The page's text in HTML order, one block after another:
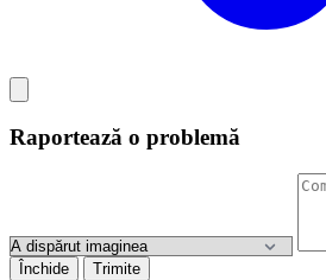
Raportează o problemă
Închide Trimite